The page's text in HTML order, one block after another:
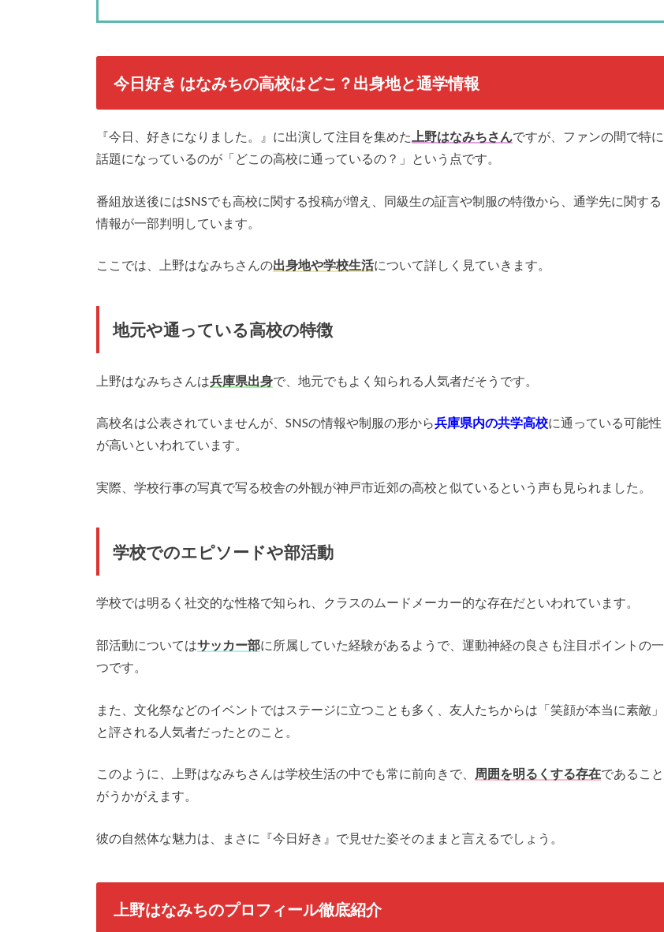
今日好き はなみちの高校はどこ？出身地と通学情報
『今日、好きになりました。』に出演して注目を集めた 上野はなみちさんですが、ファンの間で特に
話題になっているのが「どこの高校に通っているの？」という点です。
番組放送後にはSNSでも高校に関する投稿が増え、同級生の証言や制服の特徴から、通学先に関する
情報が一部判明しています。
ここでは、上野はなみちさんの出身地や学校生活について詳しく見ていきます。
地元や通っている高校の特徴
上野はなみちさんは兵庫県出身で、地元でもよく知られる人気者だそうです。
高校名は公表されていませんが、SNSの情報や制服の形から兵庫県内の共学高校に通っている可能性
が高いといわれています。
実際、学校行事の写真で写る校舎の外観が神戸市近郊の高校と似ているという声も見られました。
学校でのエピソードや部活動
学校では明るく社交的な性格で知られ、クラスのムードメーカー的な存在だといわれています。
部活動についてはサッカー部に所属していた経験があるようで、運動神経の良さも注目ポイントの一
つです。
また、文化祭などのイベントではステージに立つことも多く、友人たちからは「笑顔が本当に素敵」
と評される人気者だったとのこと。
このように、上野はなみちさんは学校生活の中でも常に前向きで、 周囲を明るくする存在であること
がうかがえます。
彼の自然体な魅力は、まさに『今日好き』で見せた姿そのままと言えるでしょう。
上野はなみちのプロフィール徹底紹介